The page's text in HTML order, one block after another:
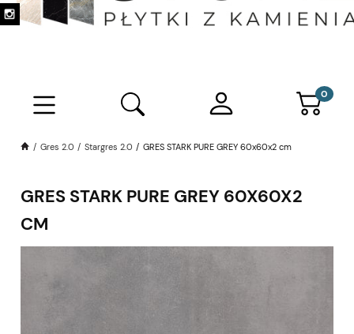
Gres 2.0 Stargres 2.0 GRES STARK PURE GREY 60x60x2 cm
GRES STARK PURE GREY 60X60X2
CM